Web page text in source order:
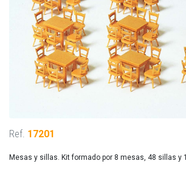
Ref. 17201
Mesas y sillas. Kit formado por 8 mesas, 48 sillas y 1